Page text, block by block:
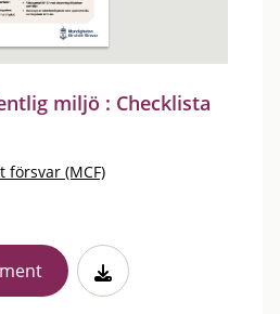
miljö : Checklista
(MCF)